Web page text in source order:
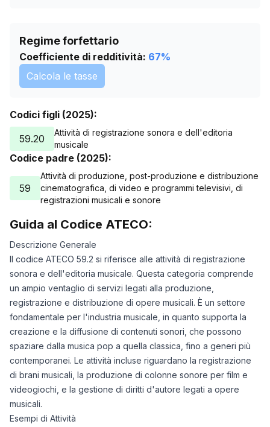
Regime forfettario
Coefficiente di redditività: 67%
Calcola le tasse
Codici figli (2025):
59.20
Attività di registrazione sonora e dell'editoria
musicale
Codice padre (2025):
59
Attività di produzione, post-produzione e distribuzione
cinematografica, di video e programmi televisivi, di
registrazioni musicali e sonore
Guida al Codice ATECO:
Descrizione Generale
Il codice ATECO 59.2 si riferisce alle attività di registrazione
sonora e dell'editoria musicale. Questa categoria comprende
un ampio ventaglio di servizi legati alla produzione,
registrazione e distribuzione di opere musicali. È un settore
fondamentale per l'industria musicale, in quanto supporta la
creazione e la diffusione di contenuti sonori, che possono
spaziare dalla musica pop a quella classica, fino a generi più
contemporanei. Le attività incluse riguardano la registrazione
di brani musicali, la produzione di colonne sonore per film e
videogiochi, e la gestione di diritti d'autore legati a opere
musicali.
Esempi di Attività